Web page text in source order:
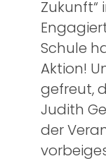
Zukunft“
Schule
Aktion!
gefreut,
Judith
der